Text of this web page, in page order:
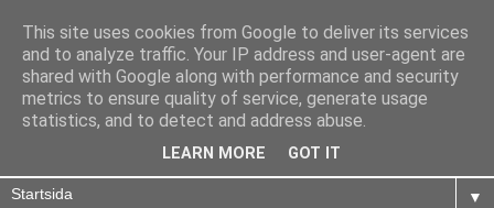
▼
This site uses cookies from Google to deliver its services
and to analyze traffic. Your IP address and user-agent are
shared with Google along with performance and security
metrics to ensure quality of service, generate usage
statistics, and to detect and address abuse.
LEARN MORE GOT IT